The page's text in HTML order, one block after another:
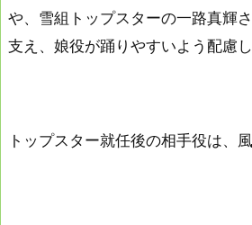
や、雪組トップスターの一路真輝
支え、娘役が踊りやすいよう配慮し
トップスター就任後の相手役は、